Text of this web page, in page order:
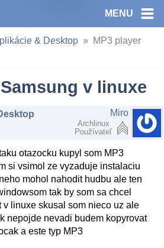
MENU
& Desktop
MP3 player
v linuxe
Miro
Archlinux
Používateľ
otazocku kupyl som MP3
si vsimol ze vyzaduje instalaciu
mohol nahodit hudbu ale ten
tak by som sa chcel
v linuxe skusal som nieco uz ale
nepojde nevadi budem kopyrovat
a este typ MP3